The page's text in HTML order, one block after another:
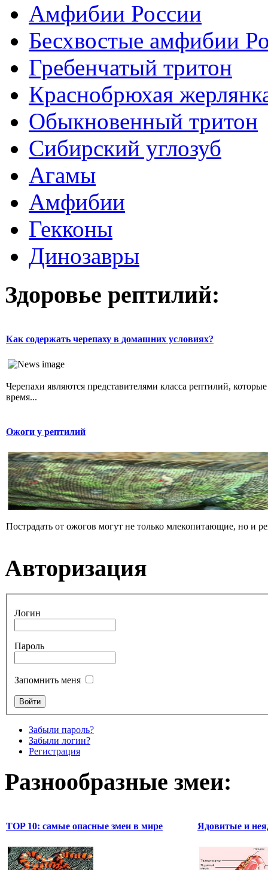
Амфибии России
Бесхвостые амфибии
Гребенчатый тритон
Краснобрюхая
Обыкновенный тритон
Сибирский углозуб
Агамы
Амфибии
Гекконы
Динозавры
Здоровье рептилий:
Как содержать черепаху в домашних условиях?
Черепахи являются представителями класса рептилий,
время...
Ожоги у рептилий
Пострадать от ожогов могут не только млекопитающие, но и
Авторизация
Логин
Пароль
Запомнить меня
Забыли пароль?
Забыли логин?
Регистрация
Разнообразные змеи:
TOP 10: самые опасные змеи в мире Ядовитые и